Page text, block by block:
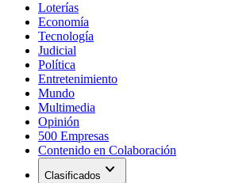
Loterías
Economía
Tecnología
Judicial
Política
Entretenimiento
Mundo
Multimedia
Opinión
500 Empresas
Contenido en Colaboración
Clasificados expand_more